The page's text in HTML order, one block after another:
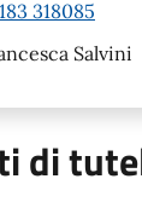
318085
Salvini
di